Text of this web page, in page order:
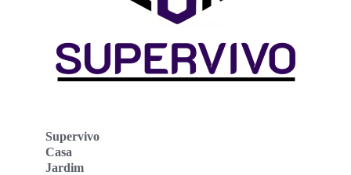
Supervivo
Casa
Jardim